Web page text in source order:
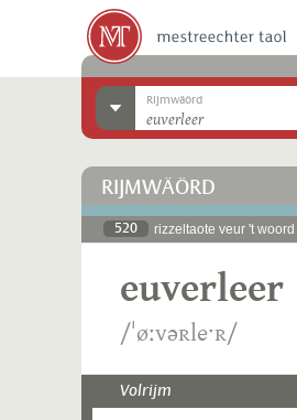
Rijmwäörd
RIJMWÄÖRD
520 rizzeltaote veur 't woord
euverleer
/ˈøːvəʀleˑʀ/
Volrijm